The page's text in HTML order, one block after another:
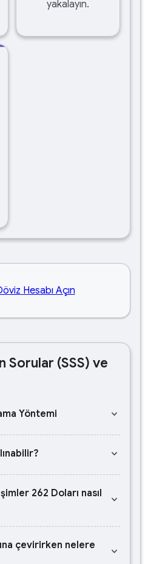
yakalayın.
Sorular (SSS) ve
Yöntemi keyboard_arrow_down
keyboard_arrow_down
262 Doları nasıl
keyboard_arrow_down
çevirirken nelere
keyboard_arrow_down